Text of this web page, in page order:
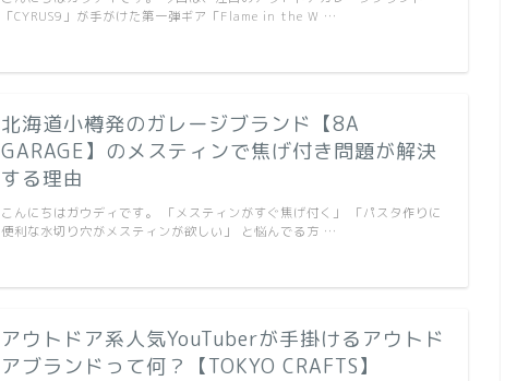
「CYRUS9」が手がけた第一弾ギア「Flame in the W …
北海道小樽発のガレージブランド【8A
GARAGE】のメスティンで焦げ付き問題が解決
する理由
こんにちはガウディです。 「メスティンがすぐ焦げ付く」 「パスタ作りに
便利な水切り穴がメスティンが欲しい」 と悩んでる方 …
アウトドア系人気YouTuberが手掛けるアウトド
アブランドって何？【TOKYO CRAFTS】